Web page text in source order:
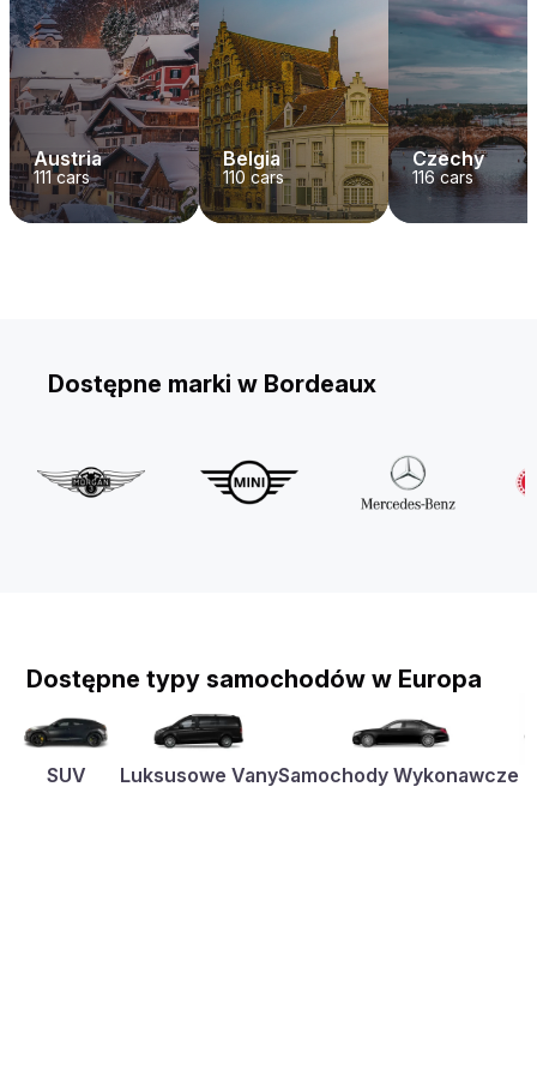
Austria
111cars
Belgia
110 cars
Czechy
116cars
Dostępne marki w Bordeaux
Dostępne typy samochodów w Europa
SUV Luksusowe VanySamochody Wykonawcze